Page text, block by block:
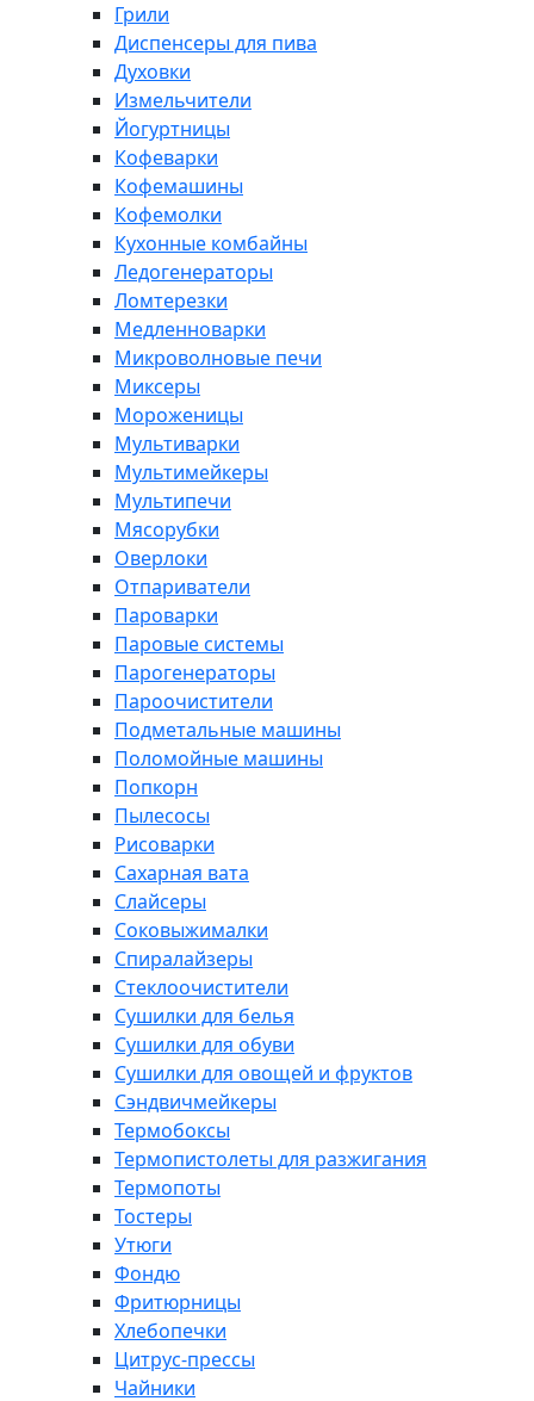
Грили
Диспенсеры для пива
Духовки
Измельчители
Йогуртницы
Кофеварки
Кофемашины
Кофемолки
Кухонные комбайны
Ледогенераторы
Ломтерезки
Медленноварки
Микроволновые печи
Миксеры
Мороженицы
Мультиварки
Мультимейкеры
Мультипечи
Мясорубки
Оверлоки
Отпариватели
Пароварки
Паровые системы
Парогенераторы
Пароочистители
Подметальные машины
Поломойные машины
Попкорн
Пылесосы
Рисоварки
Сахарная вата
Слайсеры
Соковыжималки
Спиралайзеры
Стеклоочистители
Сушилки для белья
Сушилки для обуви
Сушилки для овощей и фруктов
Сэндвичмейкеры
Термобоксы
Термопистолеты для разжигания
Термопоты
Тостеры
Утюги
Фондю
Фритюрницы
Хлебопечки
Цитрус-прессы
Чайники